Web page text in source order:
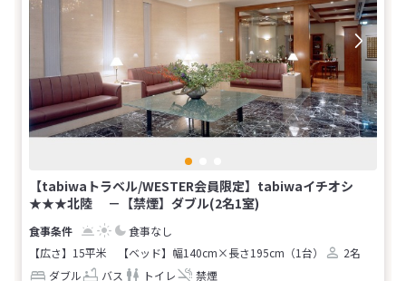
【tabiwaトラベル/WESTER会員限定】tabiwaイチオシ
★★★北陸 －【禁煙】ダブル(2名1室)
食事なし
【広さ】15平米
【ベッド】幅140cm×長さ195cm（1台）
2名
ダブル
バス トイレ 禁煙